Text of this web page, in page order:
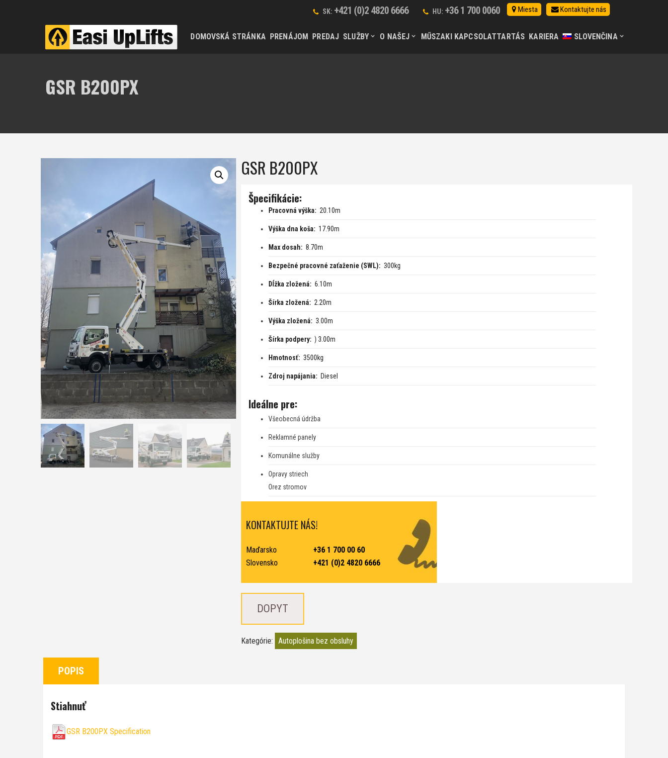
SK: +421 (0)2 4820 6666 HU: +36 1 700 0060 Miesta Kontaktujte nás
DOMOVSKÁ STRÁNKA PRENÁJOM PREDAJ SLUŽBY O NAŠEJ MŰSZAKI KAPCSOLATTARTÁS KARIERA SLOVENČINA
GSR B200PX
GSR B200PX
Špecifikácie:
Pracovná výška: 20.10m
Výška dna koša: 17.90m
Max dosah: 8.70m
Bezpečné pracovné zaťaženie (SWL): 300kg
Dĺžka zložená: 6.10m
Šírka zložená: 2.20m
Výška zložená: 3.00m
Šírka podpery: ) 3.00m
Hmotnosť: 3500kg
Zdroj napájania: Diesel
Ideálne pre:
Všeobecná údržba
Reklamné panely
Komunálne služby
Opravy striech
Orez stromov
KONTAKTUJTE NÁS!
Maďarsko
+36 1 700 00 60
Slovensko
+421 (0)2 4820 6666
DOPYT
Kategórie: Autoplošina bez obsluhy
POPIS
Stiahnuť
GSR B200PX Specification